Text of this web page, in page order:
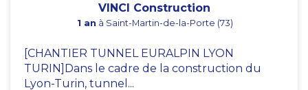
VINCI Construction
1 an à Saint-Martin-de-la-Porte (73)
[CHANTIER TUNNEL EURALPIN LYON
TURIN]Dans le cadre de la construction du
Lyon-Turin, tunnel...